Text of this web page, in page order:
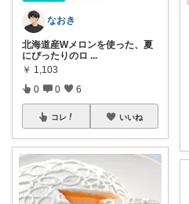
なおき
北海道産Wメロンを使った、夏
にぴったりのロ ...
￥ 1,103
0 0 6
コレ いいね